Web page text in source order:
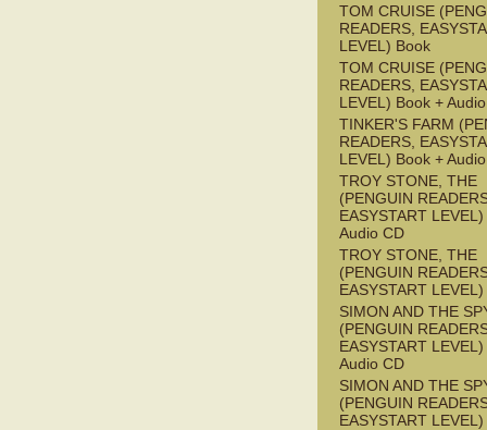
TOM CRUISE
READERS,
LEVEL) Book
TOM CRUISE
READERS,
LEVEL) Book +
TINKER'S FARM
READERS,
LEVEL) Book +
TROY STONE, THE
(PENGUIN
EASYSTART
Audio CD
TROY STONE, THE
(PENGUIN
EASYSTART
SIMON AND THE
(PENGUIN
EASYSTART
Audio CD
SIMON AND THE
(PENGUIN
EASYSTART